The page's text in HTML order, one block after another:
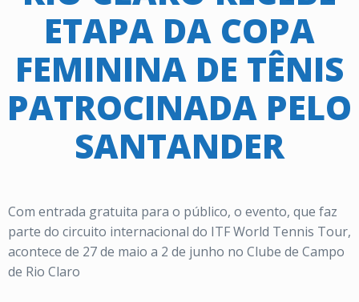
ETAPA DA COPA
FEMININA DE TÊNIS
PATROCINADA PELO
SANTANDER
Com entrada gratuita para o público, o evento, que faz
parte do circuito internacional do ITF World Tennis Tour,
acontece de 27 de maio a 2 de junho no Clube de Campo
de Rio Claro